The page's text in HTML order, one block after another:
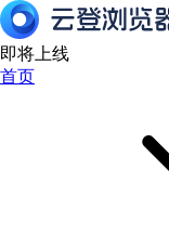
即将上线
首页